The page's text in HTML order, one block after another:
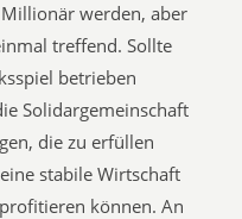
werden, aber
treffend. Sollte
betrieben
Solidargemeinschaft
die zu erfüllen
stabile Wirtschaft
können. An